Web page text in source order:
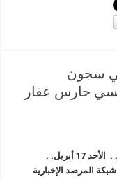
في سجون
. السيسي حارس عقار
في يوم الأسير 50 ألف معتقل في سجون الانقلاب. . الأحد 17 أبريل. .
المرصد الإخبارية